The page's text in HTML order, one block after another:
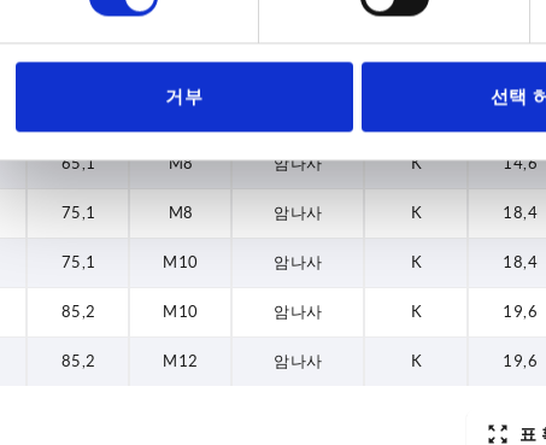
거부 선택
14,6
65,1 M8 암나사 K 14,6
75,1 M8 암나사 K 18,4
75,1 M10 암나사 K 18,4
85,2 M10 암나사 K 19,6
85,2 M12 암나사 K 19,6
표